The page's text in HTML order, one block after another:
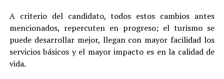
A criterio del candidato, todos estos cambios antes
mencionados, repercuten en progreso; el turismo se
puede desarrollar mejor, llegan con mayor facilidad los
servicios básicos y el mayor impacto es en la calidad de
vida.